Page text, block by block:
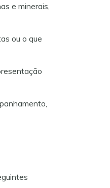
e minerais,
ou o que